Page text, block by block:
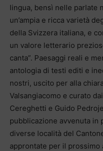
lingua, bensì nelle parlate
un’ampia e ricca varietà
della Svizzera italiana, e
un valore letterario
canta”. Paesaggi reali e
antologia di testi editi e
nostri, uscito per alla
Valsangiacomo e curato
Cereghetti e Guido
pubblicazione avvenuta in
diverse località del
approntate per il prossimo